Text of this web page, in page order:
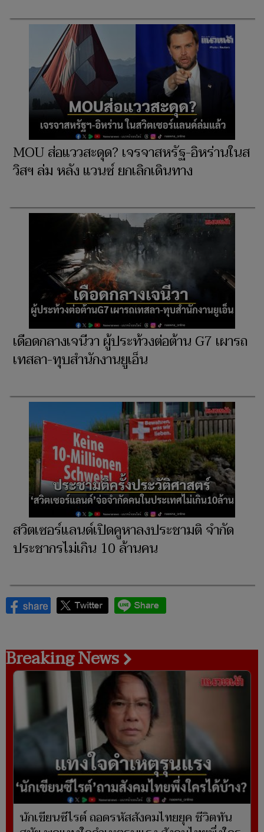
MOU ส่อแววสะดุด? เจรจาสหรัฐ-อิหร่านในส
วิสฯ ล่ม หลัง แวนซ์ ยกเลิกเดินทาง
เดือดกลางเจนีวา ผู้ประท้วงต่อต้าน G7 เผารถ
เทสลา-ทุบสำนักงานยูเอ็น
สวิตเซอร์แลนด์เปิดคูหาลงประชามติ จำกัด
ประชากรไม่เกิน 10 ล้านคน
Breaking News
นักเขียนซีไรต์ ถอดรหัสสังคมไทยยุค ชีวิตทัน